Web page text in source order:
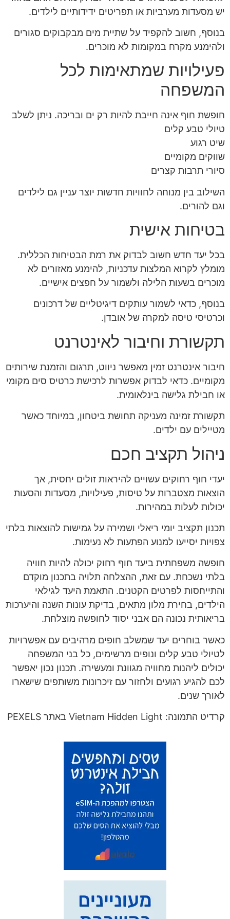
יש מסעדות מערביות או תפריטים ידידותיים לילדים.
בנוסף, חשוב להקפיד על שתיית מים מבקבוקים סגורים
ולהימנע מקרח במקומות לא מוכרים.
פעילויות שמתאימות לכל
המשפחה
חופשת חוף אינה חייבת להיות רק ים ובריכה. ניתן לשלב
טיולי טבע קלים
שיט רגוע
שווקים מקומיים
סיורי תרבות קצרים
השילוב בין מנוחה לחוויות חדשות יוצר עניין גם לילדים
וגם להורים.
בטיחות אישית
בכל יעד חדש חשוב לבדוק את רמת הבטיחות הכללית.
מומלץ לקרוא המלצות עדכניות, להימנע מאזורים לא
מוכרים בשעות הלילה ולשמור על חפצים אישיים.
בנוסף, כדאי לשמור עותקים דיגיטליים של דרכונים
וכרטיסי טיסה למקרה של אובדן.
תקשורת וחיבור לאינטרנט
חיבור אינטרנט זמין מאפשר ניווט, תרגום והזמנת שירותים
מקומיים. כדאי לבדוק אפשרות לרכישת כרטיס סים מקומי
או חבילת גלישה בינלאומית.
תקשורת זמינה מעניקה תחושת ביטחון, במיוחד כאשר
מטיילים עם ילדים.
ניהול תקציב חכם
יעדי חוף רחוקים עשויים להיראות זולים יחסית, אך
הוצאות מצטברות על טיסות, פעילויות, מסעדות והסעות
יכולות לעלות במהירות.
תכנון תקציב יומי ריאלי ושמירה על גמישות להוצאות בלתי
צפויות יסייעו למנוע הפתעות לא נעימות.
חופשה משפחתית ביעד חוף רחוק יכולה להיות חוויה
בלתי נשכחת. עם זאת, ההצלחה תלויה בתכנון מוקדם
והתייחסות לפרטים הקטנים. התאמת היעד לגילאי
הילדים, בחירת מלון מתאים, בדיקת עונות השנה והיערכות
בריאותית נכונה הם אבני יסוד לחופשה מוצלחת.
כאשר בוחרים יעד שמשלב חופים מרהיבים עם אפשרויות
לטיולי טבע קלים ונופים מרשימים, כל בני המשפחה
יכולים ליהנות מחוויה מגוונת ומעשירה. תכנון נכון יאפשר
לכם להגיע רגועים ולחזור עם זיכרונות משותפים שישארו
לאורך שנים.
קרדיט התמונה: Vietnam Hidden Light באתר PEXELS